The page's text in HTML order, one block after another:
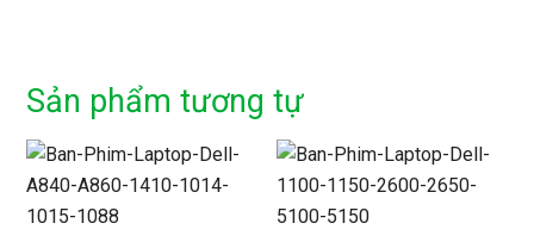
Sản phẩm tương tự